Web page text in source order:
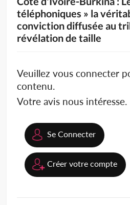
téléphoniques » la
conviction diffusée au
révélation de taille
Veuillez vous connecter
contenu.
Votre avis nous intéresse.
Se Connecter
Créer votre compte